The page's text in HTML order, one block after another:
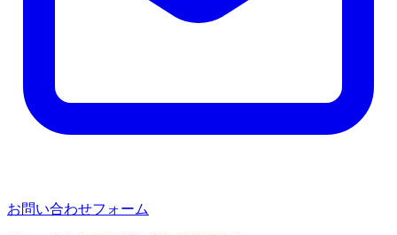
お問い合わせフォーム